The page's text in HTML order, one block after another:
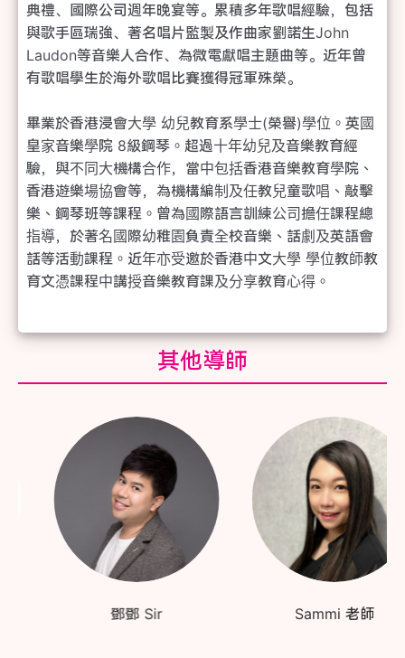
典禮、國際公司週年晚宴等。累積多年歌唱經驗，包括
與歌手區瑞強、著名唱片監製及作曲家劉諾生John
Laudon等音樂人合作、為微電獻唱主題曲等。近年曾
有歌唱學生於海外歌唱比賽獲得冠軍殊榮。
畢業於香港浸會大學 幼兒教育系學士(榮譽)學位。英國
皇家音樂學院 8級鋼琴。超過十年幼兒及音樂教育經
驗，與不同大機構合作，當中包括香港音樂教育學院、
香港遊樂場協會等，為機構編制及任教兒童歌唱、敲擊
樂、鋼琴班等課程。曾為國際語言訓練公司擔任課程總
指導，於著名國際幼稚園負責全校音樂、話劇及英語會
話等活動課程。近年亦受邀於香港中文大學 學位教師教
其他導師
鄧鄧 Sir Sammi 老師